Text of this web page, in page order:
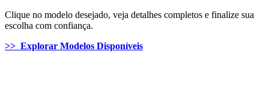
Clique no modelo desejado, veja detalhes completos e finalize sua
escolha com confiança.
>> Explorar Modelos Disponíveis